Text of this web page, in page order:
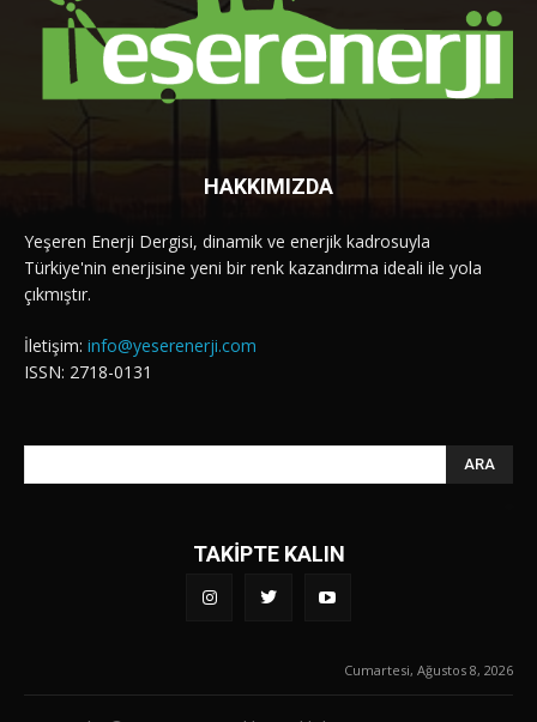
HAKKIMIZDA
Yeşeren Enerji Dergisi, dinamik ve enerjik kadrosuyla
Türkiye'nin enerjisine yeni bir renk kazandırma ideali ile yola
çıkmıştır.
İletişim: info@yeserenerji.com
ISSN: 2718-0131
ARA
TAKİPTE KALIN
Cumartesi, Ağustos 8, 2026